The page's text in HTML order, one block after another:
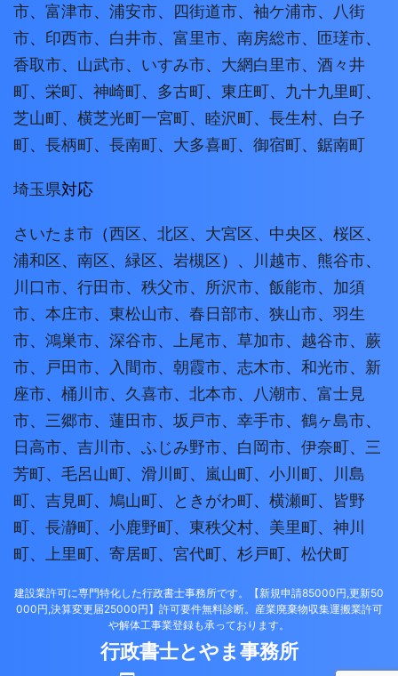
市、 富津市、 浦安市、 四街道市、 袖ケ浦市、
八街
市、 印西市、 白井市、 富里市、 南房総市、 匝瑳市、
香取市、 山武市、 いすみ市、 大網白里市、 酒々井
町、 栄町、 神崎町、 多古町、 東庄町、 九十九里町、
芝山町、 横芝光町一宮町、 睦沢町、 長生村、 白子
町、 長柄町、 長南町、 大多喜町、 御宿町、 鋸南町
埼玉県対応
さいたま市 （西区、 北区、 大宮区、 中央区、 桜区、
浦和区、 南区、 緑区、 岩槻区）、 川越市、 熊谷市、
川口市、 行田市、 秩父市、 所沢市、 飯能市、 加須
市、 本庄市、 東松山市、 春日部市、 狭山市、 羽生
市、 鴻巣市、 深谷市、 上尾市、 草加市、 越谷市、 蕨
市、 戸田市、 入間市、 朝霞市、 志木市、 和光市、 新
座市、 桶川市、 久喜市、 北本市、 八潮市、 富士見
市、 三郷市、 蓮田市、 坂戸市、 幸手市、 鶴ヶ島市、
日高市、 吉川市、 ふじみ野市、 白岡市、 伊奈町、 三
芳町、 毛呂山町、 滑川町、 嵐山町、 小川町、
川島
町、 吉見町、 鳩山町、 ときがわ町、 横瀬町、 皆野
町、 長瀞町、 小鹿野町、 東秩父村、 美里町、 神川
町、 上里町、 寄居町、 宮代町、 杉戸町、 松伏町
建設業許可に専門特化した行政書士事務所です。【新規申請85000円,更新50
000円,決算変更届25000円】許可要件無料診断。産業廃棄物収集運搬業許可
や解体工事業登録も承っております。
行政書士とやま事務所